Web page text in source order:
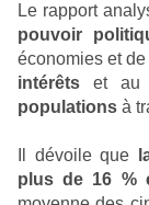
Le rapport
pouvoir
économies et
intérêts et au
populations à
Il dévoile que
plus de 16 %